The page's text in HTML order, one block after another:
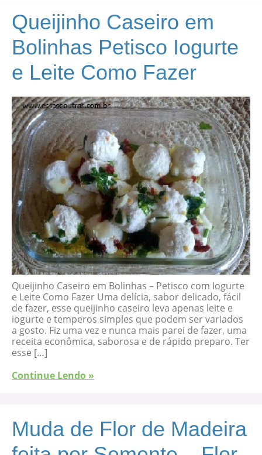
Queijinho Caseiro em
Bolinhas Petisco Iogurte
e Leite Como Fazer
Queijinho Caseiro em Bolinhas – Petisco com Iogurte
e Leite Como Fazer Uma delícia, sabor delicado, fácil
de fazer, esse queijinho caseiro leva apenas leite e
iogurte e temperos simples que podem ser variados
a gosto. Fiz uma vez e nunca mais parei de fazer, uma
receita econômica, saborosa e de rápido preparo. Ter
esse […]
Continue Lendo »
Muda de Flor de Madeira